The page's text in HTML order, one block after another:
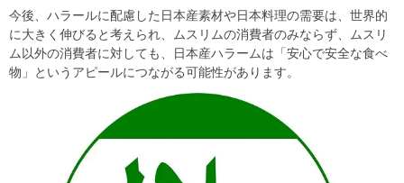
今後、ハラールに配慮した日本産素材や日本料理の需要は、世界的
に大きく伸びると考えられ、ムスリムの消費者のみならず、ムスリ
ム以外の消費者に対しても、日本産ハラームは「安心で安全な食べ
物」というアピールにつながる可能性があります。